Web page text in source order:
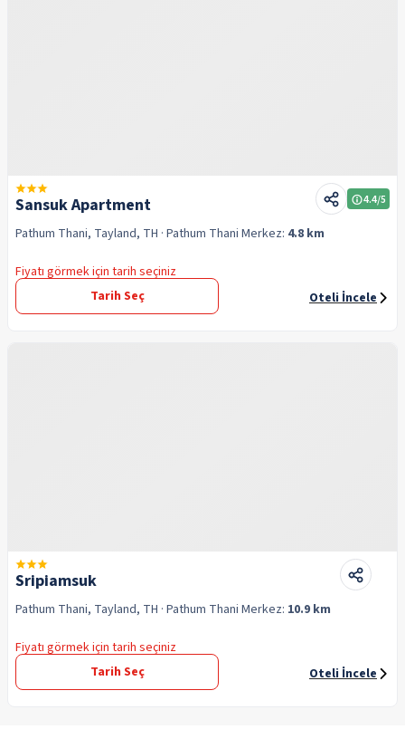
Sansuk Apartment 4.4/5
Pathum Thani, Tayland, TH · Pathum Thani Merkez: 4.8 km
Fiyatı görmek için tarih seçiniz
Tarih Seç
Oteli İncele
Sripiamsuk
Pathum Thani, Tayland, TH · Pathum Thani Merkez: 10.9 km
Fiyatı görmek için tarih seçiniz
Tarih Seç
Oteli İncele